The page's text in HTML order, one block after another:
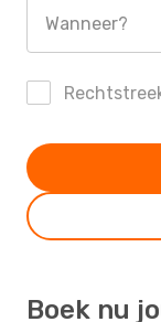
Wanneer?
Boek nu